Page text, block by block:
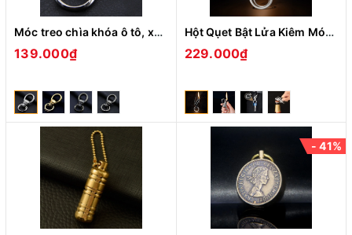
Móc treo chìa khóa ô tô, xe máy Honest BC-PK1102 hình đầu lâu cực ngầu (màu ngẫu nhiên)
139.000₫
Hột Qụet Bật Lửa Kiêm Móc Khóa, Mở Nắp Chai Đa Năng H905 Đẹp Độc Lạ Màu Đen Sang Trọng - Dùng Xăng Bấc Đá
229.000₫
- 41%